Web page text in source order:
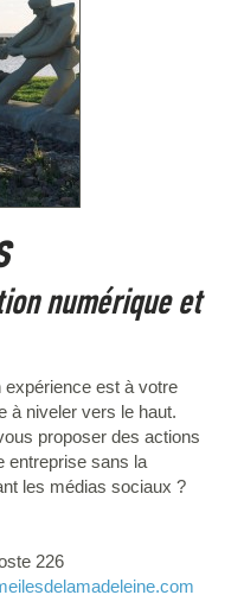
numérique et
expérience est à votre
à niveler vers le haut.
proposer des actions
entreprise sans la
les médias sociaux ?
226